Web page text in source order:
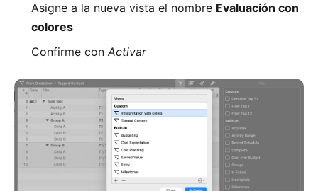
Asigne a la nueva vista el nombre Evaluación con
colores
Confirme con Activar